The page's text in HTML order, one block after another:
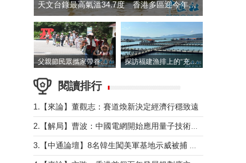
天文台錄最高氣溫34.7度 香港多區迎今年最熱一天
父親節民眾攜家帶眷出遊 探訪福建漁排上的“充電寶”
閱讀排行
1.【來論】董觀志：賽道煥新決定經濟行穩致遠